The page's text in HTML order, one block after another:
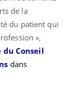
de la
du patient qui
»,
Conseil
dans